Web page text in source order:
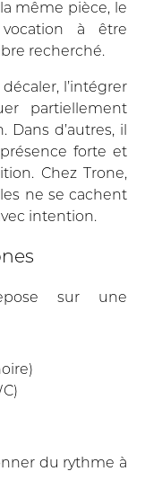
même pièce, le
à être
recherché.
l’intégrer
partiellement
d’autres, il
forte et
Chez Trone,
ne se cachent
intention.
sur une
du rythme à